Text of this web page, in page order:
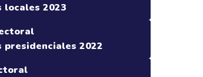
locales 2023
presidenciales 2022